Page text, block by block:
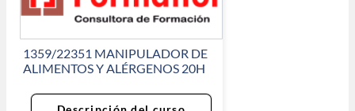
1359/22351 MANIPULADOR DE
ALIMENTOS Y ALÉRGENOS 20H